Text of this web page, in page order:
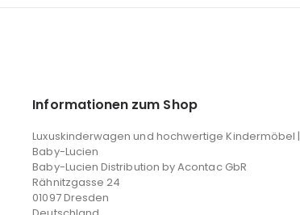
Informationen zum Shop
Luxuskinderwagen und hochwertige Kindermöbel |
Baby-Lucien
Baby-Lucien Distribution by Acontac GbR
Rähnitzgasse 24
01097 Dresden